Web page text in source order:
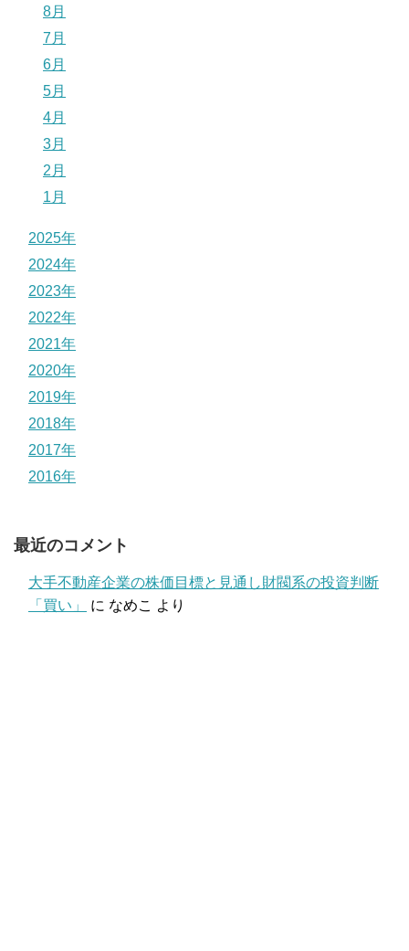
8月
7月
6月
5月
4月
3月
2月
1月
2025年
2024年
2023年
2022年
2021年
2020年
2019年
2018年
2017年
2016年
最近のコメント
大手不動産企業の株価目標と見通し財閥系の投資判断
「買い」
に なめこ より